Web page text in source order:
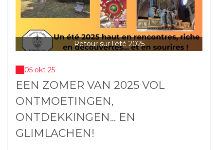
Retour sur l'été 2025
05 okt 25
EEN ZOMER VAN 2025 VOL
ONTMOETINGEN,
ONTDEKKINGEN... EN
GLIMLACHEN!